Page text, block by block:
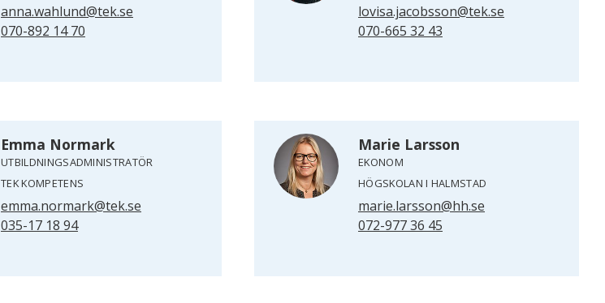
anna.wahlund@tek.se
070-892 14 70
lovisa.jacobsson@tek.se
070-665 32 43
Emma Normark
UTBILDNINGSADMINISTRATÖR
TEK KOMPETENS
emma.normark@tek.se
035-17 18 94
Marie Larsson
EKONOM
HÖGSKOLAN I HALMSTAD
marie.larsson@hh.se
072-977 36 45